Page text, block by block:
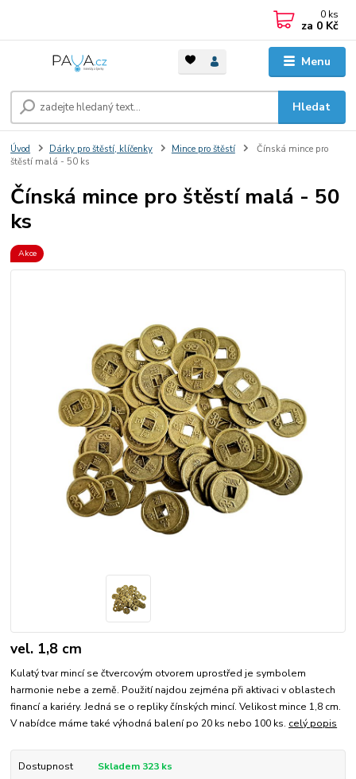
Menu
Hledat
0 ks
za 0 Kč
Úvod Dárky pro štěstí, klíčenky Mince pro štěstí
Čínská mince pro
štěstí malá - 50 ks
Čínská mince pro štěstí malá - 50
ks
Akce
vel. 1,8 cm
Kulatý tvar mincí se čtvercovým otvorem uprostřed je symbolem
harmonie nebe a země. Použití najdou zejména při aktivaci v oblastech
financí a kariéry. Jedná se o repliky čínských mincí. Velikost mince 1,8 cm.
V nabídce máme také výhodná balení po 20 ks nebo 100 ks. celý popis
Dostupnost
Skladem 323 ks